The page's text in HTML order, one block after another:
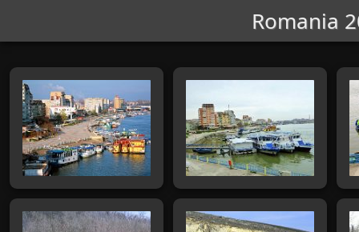
Romania